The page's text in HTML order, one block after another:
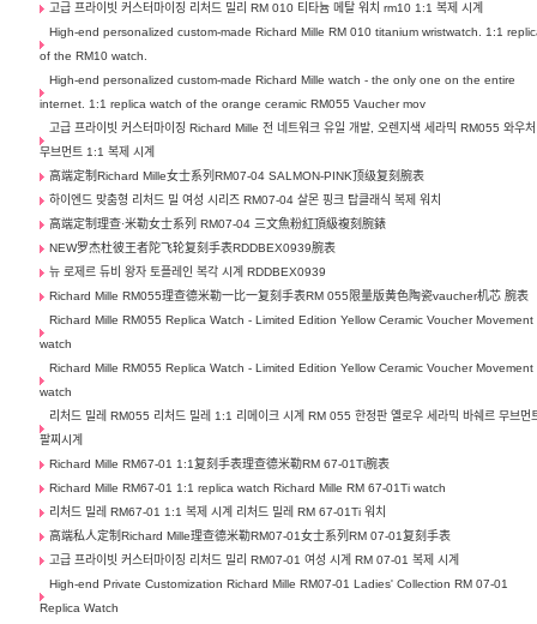
고급 프라이빗 커스터마이징 리처드 밀리 RM 010 티타늄 메탈 워치 rm10 1:1 복제 시계
High-end personalized custom-made Richard Mille RM 010 titanium wristwatch. 1:1
of the RM10 watch.
High-end personalized custom-made Richard Mille watch - the only one on the entire
internet. 1:1 replica watch of the orange ceramic RM055 Vaucher mov
고급 프라이빗 커스터마이징 Richard Mille 전 네트워크 유일 개발, 오렌지색 세라믹 RM055 와우처
무브먼트 1:1 복제 시계
高端定制Richard Mille女士系列RM07-04 SALMON-PINK顶级复刻腕表
하이엔드 맞춤형 리처드 밀 여성 시리즈 RM07-04 살몬 핑크 탑클래식 복제 워치
高端定制理查·米勒女士系列 RM07-04 三文魚粉紅頂級複刻腕錶
NEW罗杰杜彼王者陀飞轮复刻手表RDDBEX0939腕表
뉴 로제르 듀비 왕자 토플레인 복각 시계 RDDBEX0939
Richard Mille RM055理查德米勒一比一复刻手表RM 055限量版黄色陶瓷vaucher机芯 腕表
Richard Mille RM055 Replica Watch - Limited Edition Yellow Ceramic Voucher Movement
watch
Richard Mille RM055 Replica Watch - Limited Edition Yellow Ceramic Voucher Movement
watch
리처드 밀레 RM055 리처드 밀레 1:1 리메이크 시계 RM 055 한정판 옐로우 세라믹 바쉐르 무브먼
팔찌시계
Richard Mille RM67-01 1:1复刻手表理查德米勒RM 67-01Ti腕表
Richard Mille RM67-01 1:1 replica watch Richard Mille RM 67-01Ti watch
리처드 밀레 RM67-01 1:1 복제 시계 리처드 밀레 RM 67-01Ti 워치
高端私人定制Richard Mille理查德米勒RM07-01女士系列RM 07-01复刻手表
고급 프라이빗 커스터마이징 리처드 밀리 RM07-01 여성 시계 RM 07-01 복제 시계
High-end Private Customization Richard Mille RM07-01 Ladies' Collection RM 07-01
Replica Watch